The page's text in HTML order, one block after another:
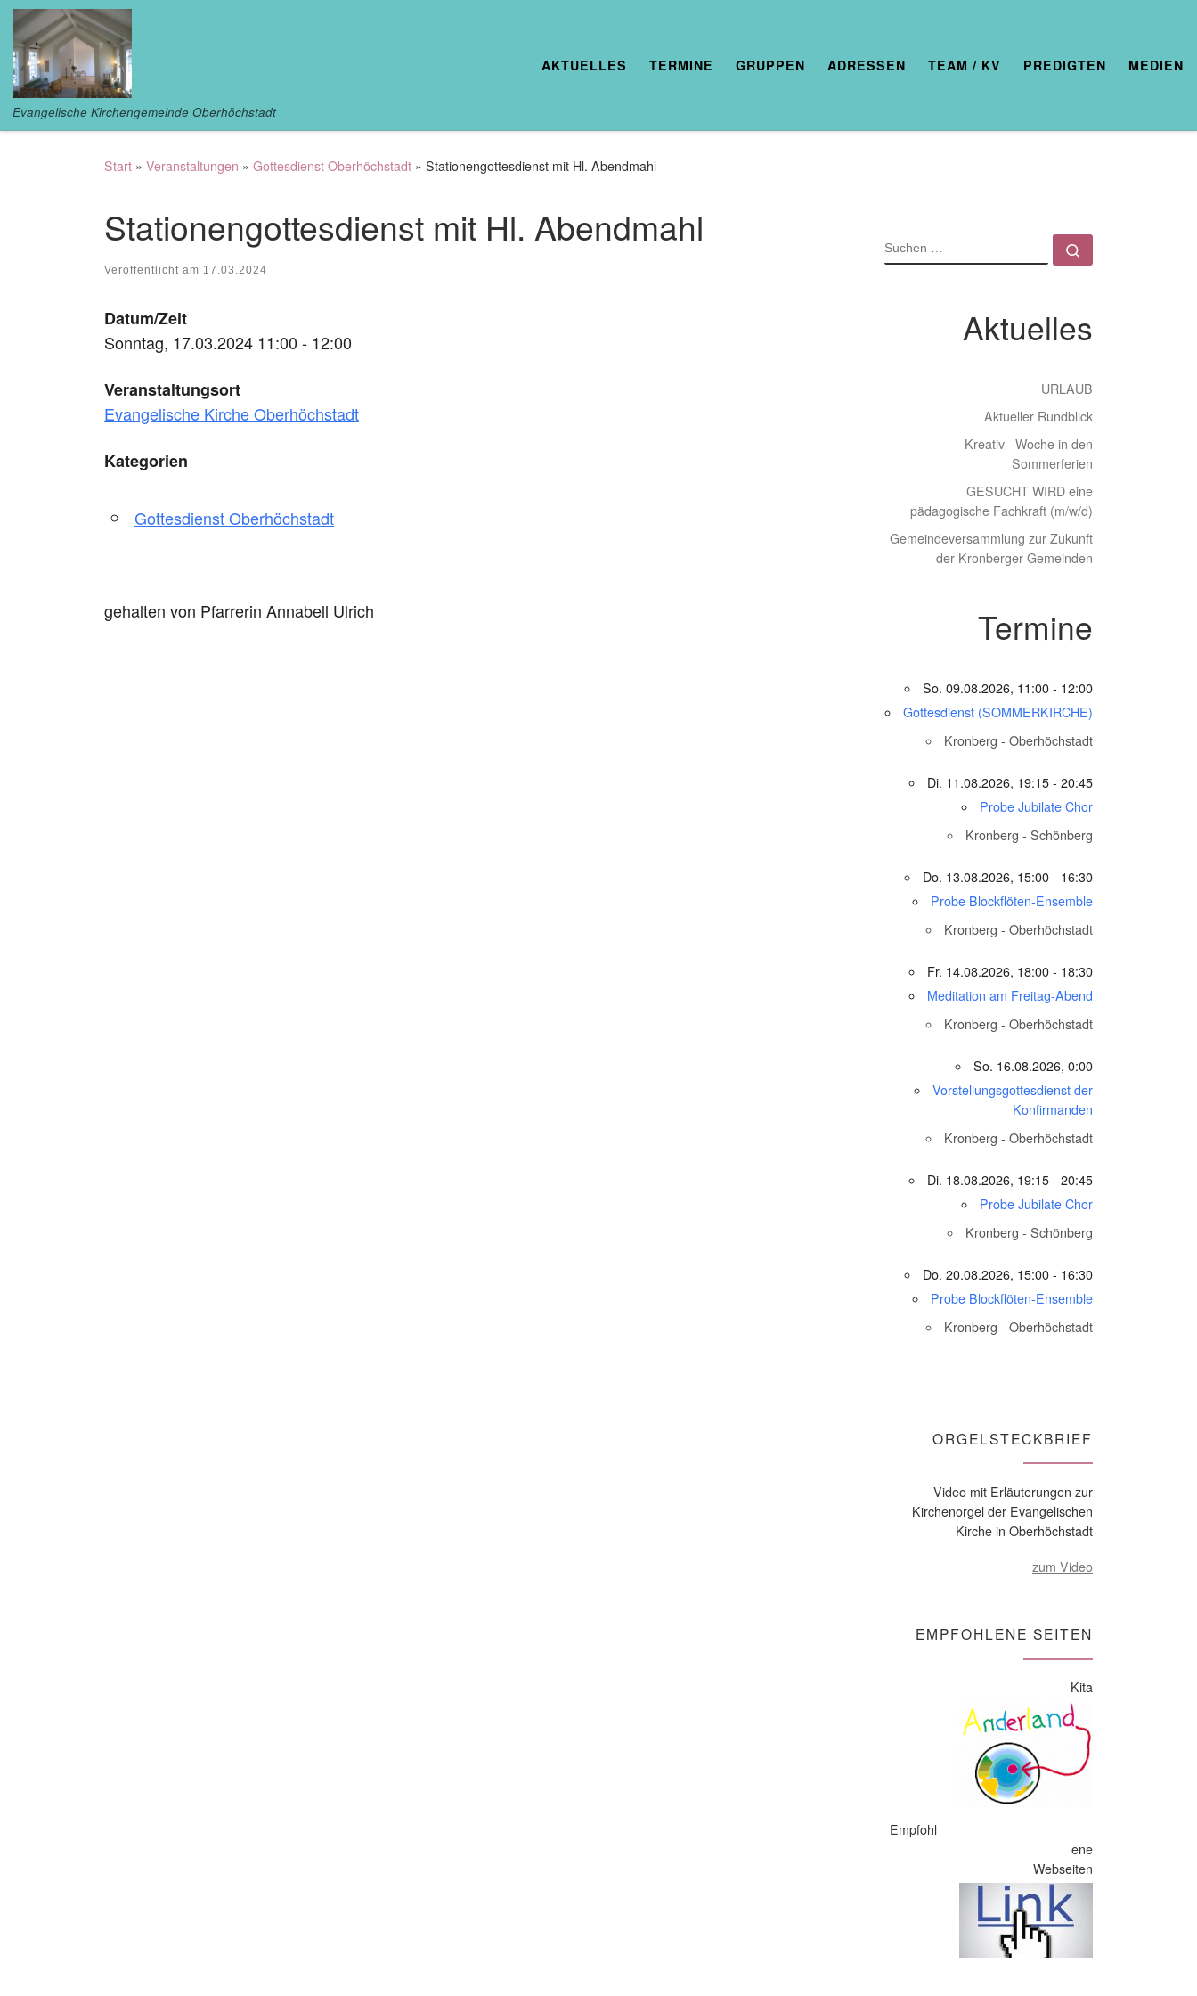
Zum Inhalt springen
Evangelische Kirchengemeinde Oberhöchstadt
AKTUELLES TERMINE GRUPPEN ADRESSEN TEAM / KV PREDIGTEN MEDIEN
Start » Veranstaltungen » Gottesdienst Oberhöchstadt » Stationengottesdienst mit Hl. Abendmahl
Stationengottesdienst mit Hl. Abendmahl
Veröffentlicht am 17.03.2024
Datum/Zeit
Sonntag, 17.03.2024 11:00 - 12:00
Veranstaltungsort
Evangelische Kirche Oberhöchstadt
Kategorien
Gottesdienst Oberhöchstadt
gehalten von Pfarrerin Annabell Ulrich
SUCHE
Aktuelles
URLAUB
Aktueller Rundblick
Kreativ –Woche in den
Sommerferien
GESUCHT WIRD eine
pädagogische Fachkraft (m/w/d)
Gemeindeversammlung zur Zukunft
der Kronberger Gemeinden
Termine
So. 09.08.2026, 11:00 - 12:00
Gottesdienst (SOMMERKIRCHE)
Kronberg - Oberhöchstadt
Di. 11.08.2026, 19:15 - 20:45
Probe Jubilate Chor
Kronberg - Schönberg
Do. 13.08.2026, 15:00 - 16:30
Probe Blockflöten-Ensemble
Kronberg - Oberhöchstadt
Fr. 14.08.2026, 18:00 - 18:30
Meditation am Freitag-Abend
Kronberg - Oberhöchstadt
So. 16.08.2026, 0:00
Vorstellungsgottesdienst der
Konfirmanden
Kronberg - Oberhöchstadt
Di. 18.08.2026, 19:15 - 20:45
Probe Jubilate Chor
Kronberg - Schönberg
Do. 20.08.2026, 15:00 - 16:30
Probe Blockflöten-Ensemble
Kronberg - Oberhöchstadt
ORGELSTECKBRIEF
Video mit Erläuterungen zur
Kirchenorgel der Evangelischen
Kirche in Oberhöchstadt
zum Video
EMPFOHLENE SEITEN
Kita
Empfohl
ene
Webseiten